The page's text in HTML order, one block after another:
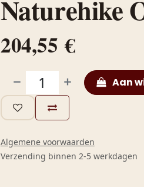
Naturehike
204,55 €
Aan
Algemene voorwaarden
Verzending binnen 2-5 werkdagen